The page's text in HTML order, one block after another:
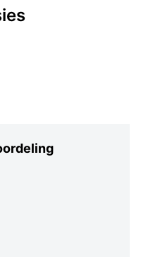
een beoordeling